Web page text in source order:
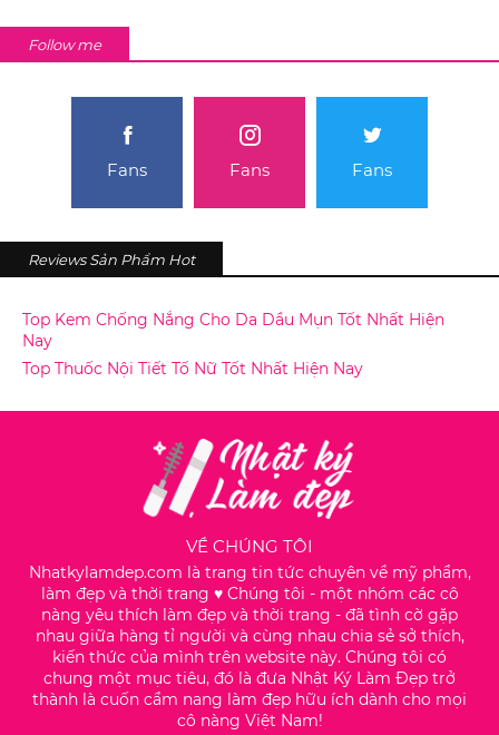
Follow me
Fans Fans Fans
Reviews Sản Phẩm Hot
Top Kem Chống Nắng Cho Da Dầu Mụn Tốt Nhất Hiện
Nay
Top Thuốc Nội Tiết Tố Nữ Tốt Nhất Hiện Nay
VỀ CHÚNG TÔI
Nhatkylamdep.com là trang tin tức chuyên về mỹ phẩm,
làm đẹp và thời trang ♥️ Chúng tôi - một nhóm các cô
nàng yêu thích làm đẹp và thời trang - đã tình cờ gặp
nhau giữa hàng tỉ người và cùng nhau chia sẻ sở thích,
kiến thức của mình trên website này. Chúng tôi có
chung một mục tiêu, đó là đưa Nhật Ký Làm Đẹp trở
thành là cuốn cẩm nang làm đẹp hữu ích dành cho mọi
cô nàng Việt Nam!